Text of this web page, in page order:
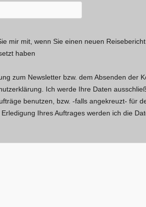
mir mit, wenn Sie einen neuen
haben
zum Newsletter bzw. dem Absenden der
Ich werde Ihre Daten
benutzen, bzw. -falls angekreuzt- für
Ihres Auftrages werden ich die